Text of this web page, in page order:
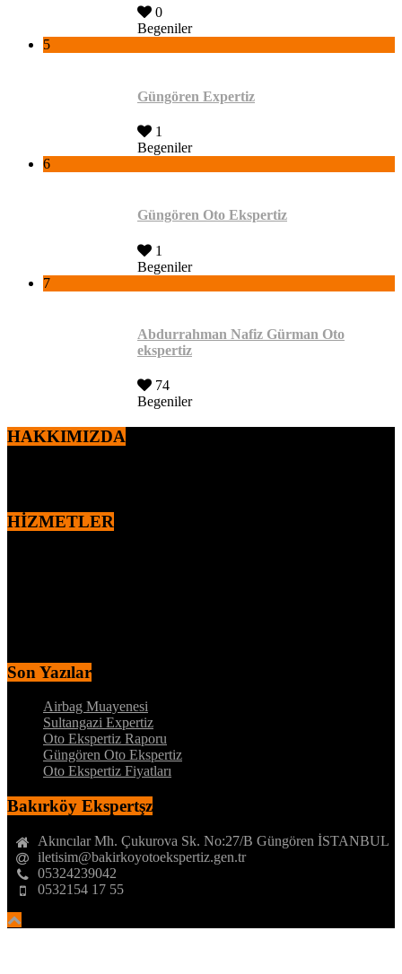
0
Begeniler
5
Güngören Expertiz
1
Begeniler
6
Güngören Oto Ekspertiz
1
Begeniler
7
Abdurrahman Nafiz Gürman Oto
ekspertiz
74
Begeniler
HAKKIMIZDA
HİZMETLER
Son Yazılar
Airbag Muayenesi
Sultangazi Expertiz
Oto Ekspertiz Raporu
Güngören Oto Ekspertiz
Oto Ekspertiz Fiyatları
Bakırköy Ekspertşz
Akıncılar Mh. Çukurova Sk. No:27/B Güngören İSTANBUL
iletisim@bakirkoyotoekspertiz.gen.tr
05324239042
0532154 17 55